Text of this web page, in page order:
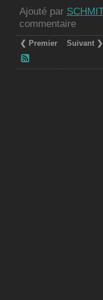
Ajouté par
commentaire
❮ Premier Suivant ❯